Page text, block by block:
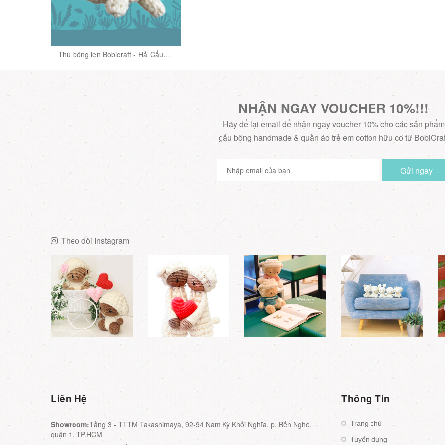
Thú bông len Bobicraft - Hải Cẩu
Quà tặng bé
NHẬN NGAY VOUCHER 10%!!!
Hãy để lại email để nhận ngay voucher 10% cho các sản phẩm
gấu bông handmade & quần áo trẻ em cotton hữu cơ từ
Gửi ngay
Theo dõi Instagram
Liên Hệ
Showroom:Tầng 3 - TTTM Takashimaya, 92-94 Nam Kỳ Khởi Nghĩa, p. Bến Nghé,
quận 1, TP.HCM
Thông Tin
Trang chủ
Tuyển dụng